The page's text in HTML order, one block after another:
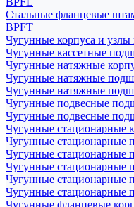
Стальные фланцевые
BPFT
Чугунные корпуса и узлы
Чугунные кассетные
Чугунные натяжные
Чугунные натяжные
Чугунные натяжные
Чугунные подвесные
Чугунные подвесные
Чугунные стационарные
Чугунные стационарные
Чугунные стационарные
Чугунные стационарные
Чугунные стационарные
Чугунные стационарные
Чугунные фланцевые